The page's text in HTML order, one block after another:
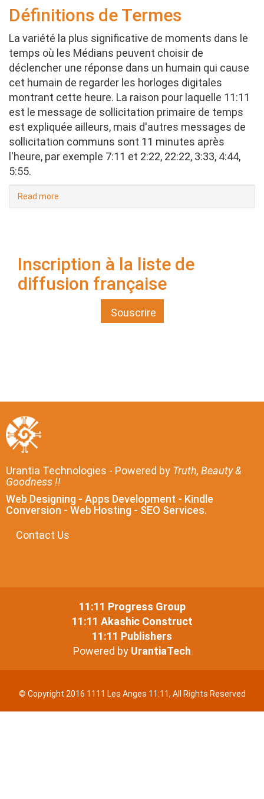
les
Définitions de Termes
La variété la plus significative de moments dans le
temps où les Médians peuvent choisir de
déclencher une réponse dans un humain qui cause
cet humain de regarder les horloges digitales
montrant cette heure. La raison pour laquelle 11:11
est le message de sollicitation primaire de temps
est expliquée ailleurs, mais d'autres messages de
sollicitation communs sont 11 minutes après
l'heure, par exemple 7:11 et 2:22, 22:22, 3:33, 4:44,
5:55.
Read more
Définitions
Inscription à la liste de
diffusion française
Souscrire
Urantia Technologies - Powered by Truth, Beauty &
Goodness !!
Web Designing - Apps Development - Kindle
Conversion - Web Hosting - SEO Services.
Contact Us
11:11 Progress Group
11:11 Akashic Construct
11:11 Publishers
Powered by UrantiaTech
© Copyright 2016 1111 Les Anges 11:11, All Rights Reserved